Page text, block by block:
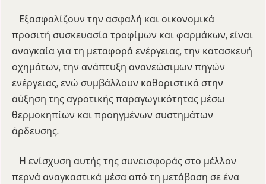
Εξασφαλίζουν την ασφαλή και οικονομικά
προσιτή συσκευασία τροφίμων και φαρμάκων, είναι
αναγκαία για τη μεταφορά ενέργειας, την κατασκευή
οχημάτων, την ανάπτυξη ανανεώσιμων πηγών
ενέργειας, ενώ συμβάλλουν καθοριστικά στην
αύξηση της αγροτικής παραγωγικότητας μέσω
θερμοκηπίων και προηγμένων συστημάτων
άρδευσης.
Η ενίσχυση αυτής της συνεισφοράς στο μέλλον
περνά αναγκαστικά μέσα από τη μετάβαση σε ένα